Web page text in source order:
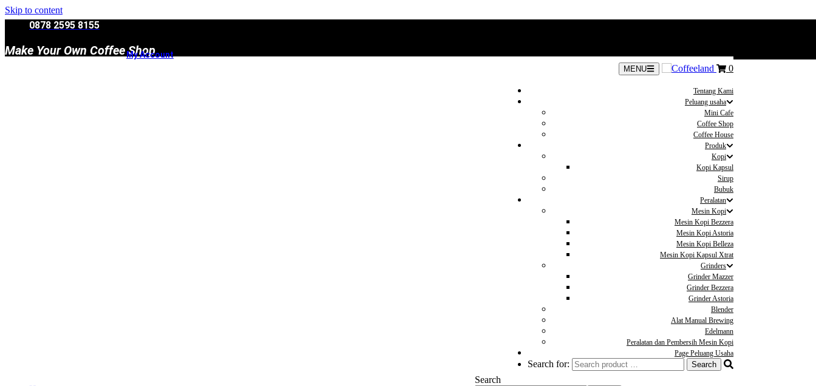
Skip to content
0878 2595 8155
Make Your Own Coffee Shop
My Account
MENU 0
Tentang Kami
Peluang usaha
Mini Cafe
Coffee Shop
Coffee House
Produk
Kopi
Kopi Kapsul
Sirup
Bubuk
Peralatan
Mesin Kopi
Mesin Kopi Bezzera
Mesin Kopi Astoria
Mesin Kopi Belleza
Mesin Kopi Kapsul Xtrat
Grinders
Grinder Mazzer
Grinder Bezzera
Grinder Astoria
Blender
Alat Manual Brewing
Edelmann
Peralatan dan Pembersih Mesin Kopi
Page Peluang Usaha
Search for:
Search